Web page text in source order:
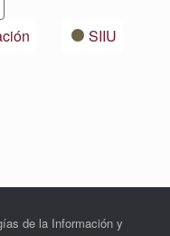
SIIU
de la Información y